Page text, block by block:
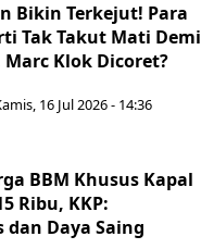
Bikin Terkejut! Para
Tak Takut Mati Demi
Marc Klok Dicoret?
16 Jul 2026 - 14:36
BBM Khusus Kapal
Ribu, KKP:
Daya Saing